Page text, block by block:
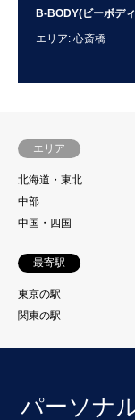
B-BODY(ビーボデ
エリア: 心斎橋
エリア
北海道・東北
中部
中国・四国
最寄駅
東京の駅
関東の駅
パーソナ